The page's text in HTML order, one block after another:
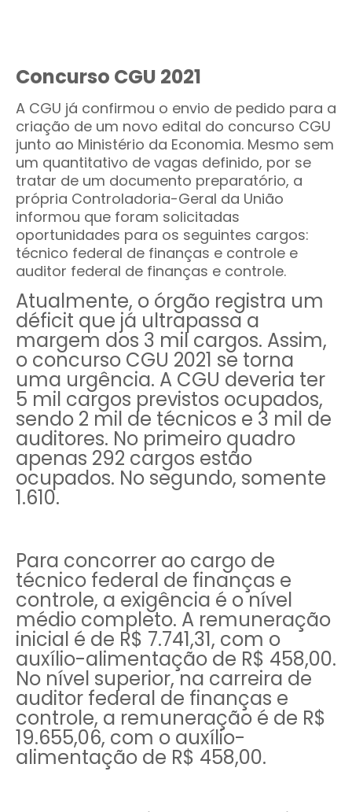
Concurso CGU 2021
A CGU já confirmou o envio de pedido para a
criação de um novo edital do concurso CGU
junto ao Ministério da Economia. Mesmo sem
um quantitativo de vagas definido, por se
tratar de um documento preparatório, a
própria Controladoria-Geral da União
informou que foram solicitadas
oportunidades para os seguintes cargos:
técnico federal de finanças e controle e
auditor federal de finanças e controle.
Atualmente, o órgão registra um
déficit que já ultrapassa a
margem dos 3 mil cargos. Assim,
o concurso CGU 2021 se torna
uma urgência. A CGU deveria ter
5 mil cargos previstos ocupados,
sendo 2 mil de técnicos e 3 mil de
auditores. No primeiro quadro
apenas 292 cargos estão
ocupados. No segundo, somente
1.610.
Para concorrer ao cargo de
técnico federal de finanças e
controle, a exigência é o nível
médio completo. A remuneração
inicial é de R$ 7.741,31, com o
auxílio-alimentação de R$ 458,00.
No nível superior, na carreira de
auditor federal de finanças e
controle, a remuneração é de R$
19.655,06, com o auxílio-
alimentação de R$ 458,00.